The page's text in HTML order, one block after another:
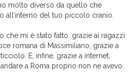
molto diverso da quello che
all’interno del tuo piccolo cranio.
che mi è stato fatto, grazie ai ragazzi
romana di Massimiliano, grazie a
E, infine, grazie a internet,
a Roma proprio non ne avevo.